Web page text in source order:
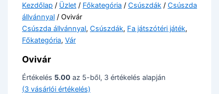
Kezdőlap / Üzlet / Főkategória /Csúszdák /Csúszda
állvánnyal / Ovivár
Csúszda állvánnyal,Csúszdák, Fa játszótéri játék,
Főkategória,Vár
Ovivár
Értékelés 5.00 az 5-ből, 3 értékelés alapján
(3 vásárlói értékelés)